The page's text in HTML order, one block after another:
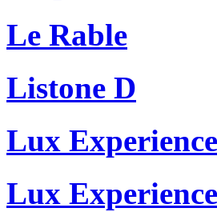
Le Rable
Listone D
Lux Experience
Lux